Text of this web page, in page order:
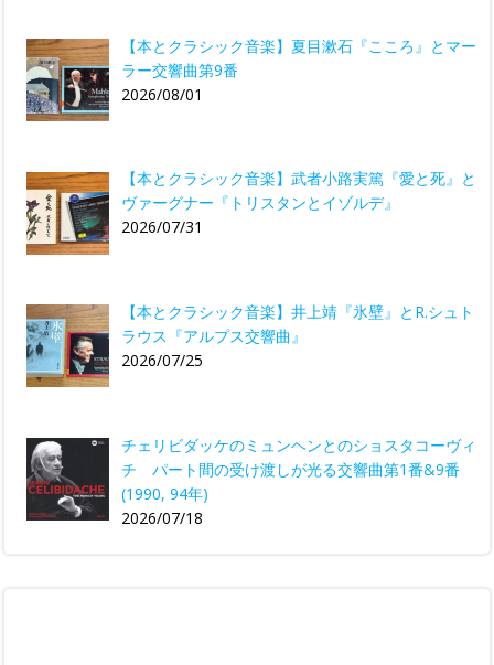
【本とクラシック音楽】夏目漱石『こころ』とマー
ラー交響曲第9番
2026/08/01
【本とクラシック音楽】武者小路実篤『愛と死』と
ヴァーグナー『トリスタンとイゾルデ』
2026/07/31
【本とクラシック音楽】井上靖『氷壁』とR.シュト
ラウス『アルプス交響曲』
2026/07/25
チェリビダッケのミュンヘンとのショスタコーヴィ
チ パート間の受け渡しが光る交響曲第1番&9番
(1990, 94年)
2026/07/18